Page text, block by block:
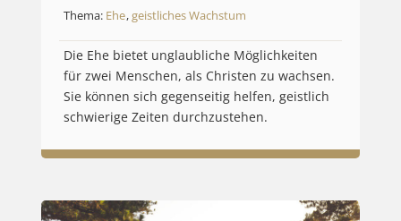
Thema: Ehe,geistliches Wachstum
Die Ehe bietet unglaubliche Möglichkeiten
für zwei Menschen, als Christen zu wachsen.
Sie können sich gegenseitig helfen, geistlich
schwierige Zeiten durchzustehen.